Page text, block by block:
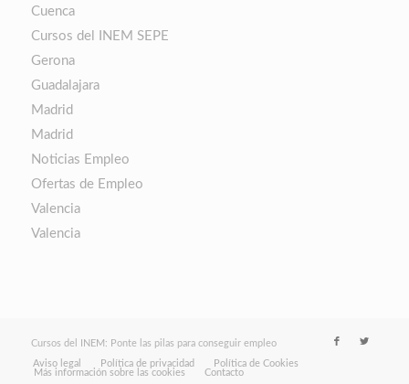
Cuenca
Cursos del INEM SEPE
Gerona
Guadalajara
Madrid
Madrid
Noticias Empleo
Ofertas de Empleo
Valencia
Valencia
Cursos del INEM: Ponte las pilas para conseguir empleo
Aviso legal
Política de privacidad
Política de Cookies
Más información sobre las cookies
Contacto